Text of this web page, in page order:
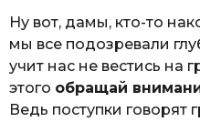
Ну вот, дамы, кто-то
мы все подозревали
учит нас не вестись на
этого обращай
Ведь поступки